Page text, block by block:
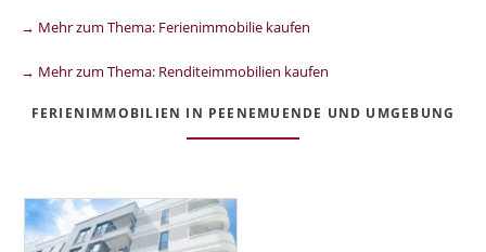
→ Mehr zum Thema: Ferienimmobilie kaufen
→ Mehr zum Thema: Renditeimmobilien kaufen
FERIENIMMOBILIEN IN PEENEMUENDE UND UMGEBUNG